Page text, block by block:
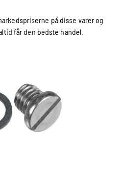
på disse varer og
får den bedste handel.